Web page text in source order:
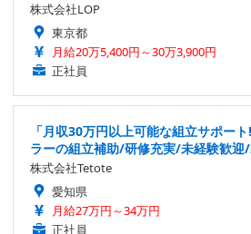
株式会社LOP
東京都
月給20万5,400円～30万3,900円
正社員
「月収30万円以上可能な組立サポー
ラーの組立補助/研修充実/未経験歓迎
株式会社Tetote
愛知県
月給27万円～34万円
正社員